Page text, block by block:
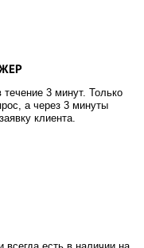
течение 3 минут. Только
а через 3 минуты
клиента.